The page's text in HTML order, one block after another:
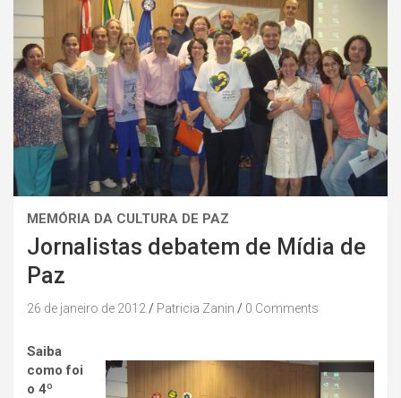
MEMÓRIA DA CULTURA DE PAZ
Jornalistas debatem de Mídia de
Paz
26 de janeiro de 2012 Patricia Zanin 0 Comments
Saiba
como foi
o 4º